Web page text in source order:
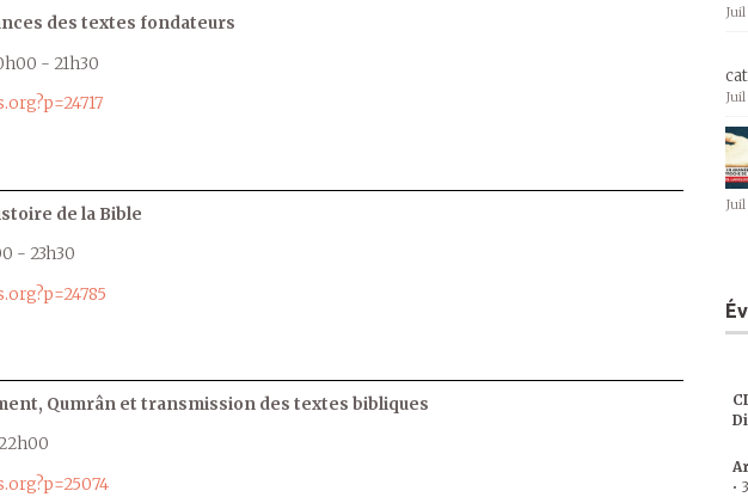
des textes fondateurs
- 21h30
de la Bible
- 23h30
Qumrân et transmission des textes bibliques
22h00
•